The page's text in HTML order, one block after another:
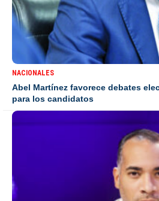
NACIONALES
Abel Martínez favorece debates
para los candidatos